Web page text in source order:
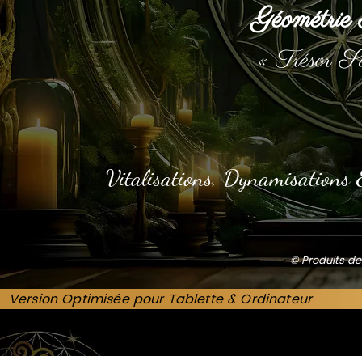
© Produits
Vitalisations, Dynamisations
Version Optimisée pour Tablette & Ordinateur
« Trésor